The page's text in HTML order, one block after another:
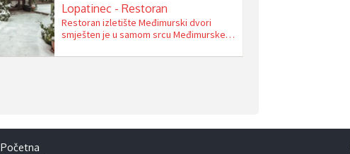
Lopatinec - Restoran
Restoran izletište Međimurski dvori
smješten je u samom srcu Međi­mur­ske
svega 6 km udaljenom od Čakovca. U
posjećuju ove …
Početna